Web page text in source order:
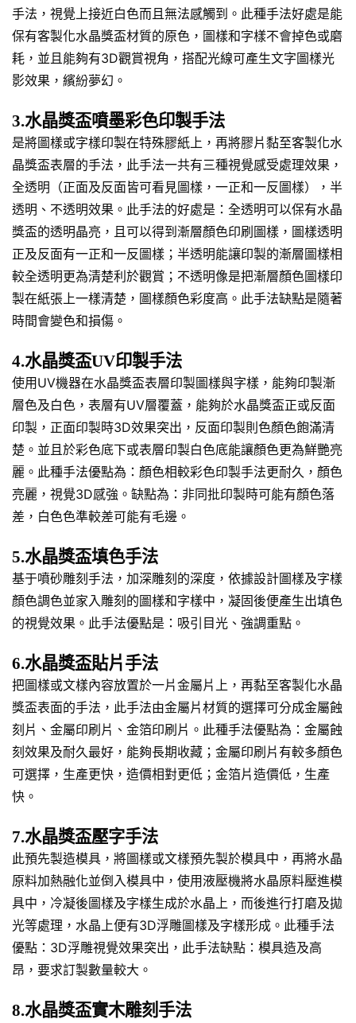
手法，視覺上接近白色而且無法感觸到。此種手法好處是能
保有客製化水晶獎盃材質的原色，圖樣和字樣不會掉色或磨
耗，並且能夠有3D觀賞視角，搭配光線可產生文字圖樣光
影效果，繽紛夢幻。
3.水晶獎盃噴墨彩色印製手法
是將圖樣或字樣印製在特殊膠紙上，再將膠片黏至客製化水
晶獎盃表層的手法，此手法一共有三種視覺感受處理效果，
全透明（正面及反面皆可看見圖樣，一正和一反圖樣），半
透明、不透明效果。此手法的好處是：全透明可以保有水晶
獎盃的透明晶亮，且可以得到漸層顏色印刷圖樣，圖樣透明
正及反面有一正和一反圖樣；半透明能讓印製的漸層圖樣相
較全透明更為清楚利於觀賞；不透明像是把漸層顏色圖樣印
製在紙張上一樣清楚，圖樣顏色彩度高。此手法缺點是隨著
時間會變色和損傷。
4.水晶獎盃UV印製手法
使用UV機器在水晶獎盃表層印製圖樣與字樣，能夠印製漸
層色及白色，表層有UV層覆蓋，能夠於水晶獎盃正或反面
印製，正面印製時3D效果突出，反面印製則色顏色飽滿清
楚。並且於彩色底下或表層印製白色底能讓顏色更為鮮艷亮
麗。此種手法優點為：顏色相較彩色印製手法更耐久，顏色
亮麗，視覺3D感強。缺點為：非同批印製時可能有顏色落
差，白色色準較差可能有毛邊。
5.水晶獎盃填色手法
基于噴砂雕刻手法，加深雕刻的深度，依據設計圖樣及字樣
顏色調色並家入雕刻的圖樣和字樣中，凝固後便產生出填色
的視覺效果。此手法優點是：吸引目光、強調重點。
6.水晶獎盃貼片手法
把圖樣或文樣內容放置於一片金屬片上，再黏至客製化水晶
獎盃表面的手法，此手法由金屬片材質的選擇可分成金屬蝕
刻片、金屬印刷片、金箔印刷片。此種手法優點為：金屬蝕
刻效果及耐久最好，能夠長期收藏；金屬印刷片有較多顏色
可選擇，生產更快，造價相對更低；金箔片造價低，生產
快。
7.水晶獎盃壓字手法
此預先製造模具，將圖樣或文樣預先製於模具中，再將水晶
原料加熱融化並倒入模具中，使用液壓機將水晶原料壓進模
具中，冷凝後圖樣及字樣生成於水晶上，而後進行打磨及拋
光等處理，水晶上便有3D浮雕圖樣及字樣形成。此種手法
優點：3D浮雕視覺效果突出，此手法缺點：模具造及高
昂，要求訂製數量較大。
8.水晶獎盃實木雕刻手法